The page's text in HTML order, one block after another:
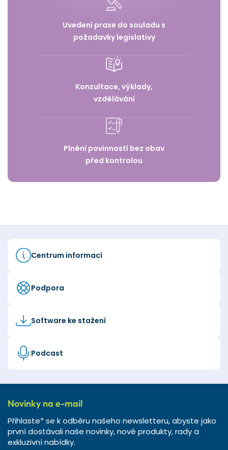
Uvedení praxe do souladu s
požadavky legislativy
Konzultace, výklady,
vzdělávání
Plnění povinností bez obav
před kontrolou
Centrum informací
Podpora
Software ke stažení
Podcast
Novinky na e-mail
Přihlaste* se k odběru našeho newsletteru, abyste jako
první dostávali naše novinky, nové produkty, rady a
exkluzivní nabídky.